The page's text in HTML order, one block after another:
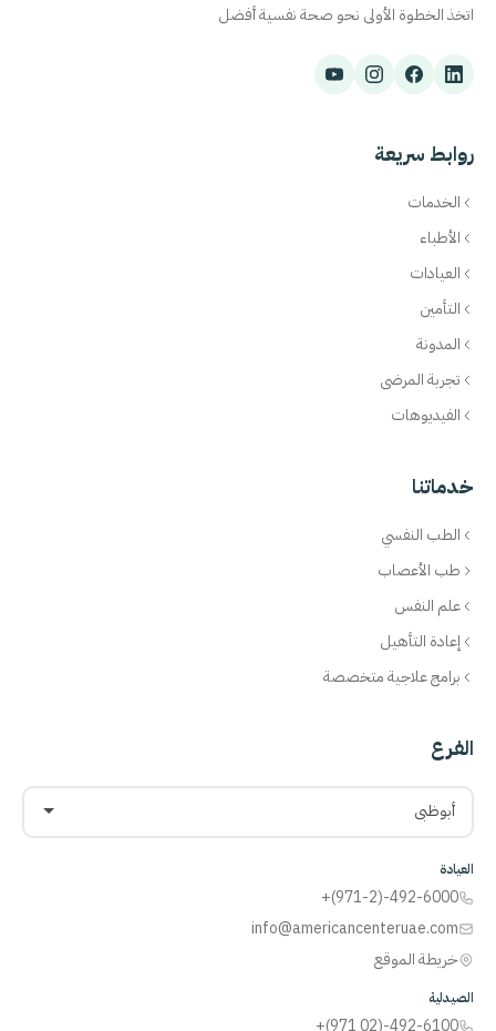
اتخذ الخطوة الأولى نحو صحة نفسية أفضل
روابط سريعة
الخدمات
الأطباء
العيادات
التأمين
المدونة
تجربة المرضى
الفيديوهات
خدماتنا
الطب النفسي
طب الأعصاب
علم النفس
إعادة التأهيل
برامج علاجية متخصصة
الفرع
أبوظبي
العيادة
+(971-2)-492-6000
info@americancenteruae.com
خريطة الموقع
الصيدلية
+(971 02)-492-6100